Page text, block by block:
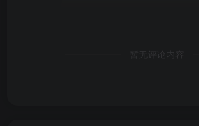
暂无评论内容